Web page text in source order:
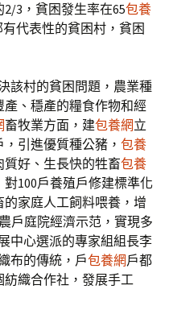
3，貧困發生率在65包養
有代表性的貧困村，貧困
該村的貧困問題，農業種
、穩產的糧食作物和經
畜牧業方面，建包養網立
引進優質種公豬， 包養
好、生長快的牲畜包養
100戶養殖戶修建標準化
的家庭人工飼料喂養，增
戶庭院經濟示范，實現多
中心選派的專家組組長李
布的傳統，戶包養網戶都
織合作社，發展手工